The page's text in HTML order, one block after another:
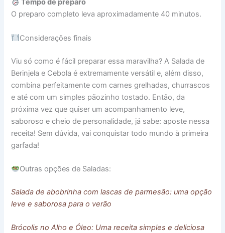
Tempo de preparo
O preparo completo leva aproximadamente 40 minutos.
Considerações finais
Viu só como é fácil preparar essa maravilha? A Salada de
Berinjela e Cebola é extremamente versátil e, além disso,
combina perfeitamente com carnes grelhadas, churrascos
e até com um simples pãozinho tostado. Então, da
próxima vez que quiser um acompanhamento leve,
saboroso e cheio de personalidade, já sabe: aposte nessa
receita! Sem dúvida, vai conquistar todo mundo à primeira
garfada!
Outras opções de Saladas:
Salada de abobrinha com lascas de parmesão: uma opção
leve e saborosa para o verão
Brócolis no Alho e Óleo: Uma receita simples e deliciosa